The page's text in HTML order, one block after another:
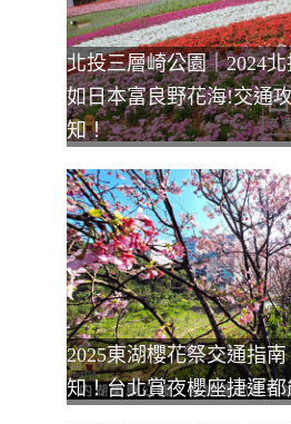
北投三層崎公園｜2024
如日本富良野花海!交通
知！
2025東湖櫻花祭交通指
知！台北賞夜櫻座捷運都